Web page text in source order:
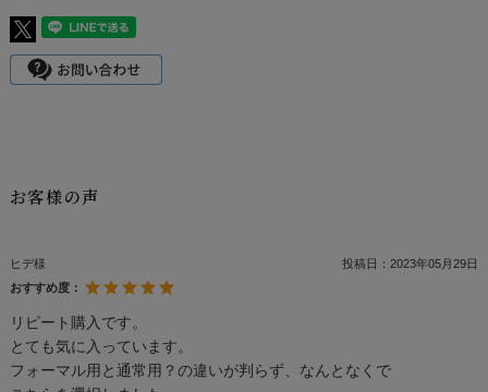
お客様の声
ヒデ様 投稿日： 2023年05月29日
おすすめ度：
リピート購入です。
とても気に入っています。
フォーマル用と通常用？の違いが判らず、なんとなくで